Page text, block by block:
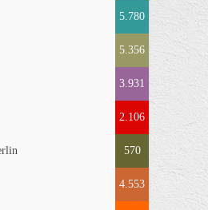
5.780
5.356
3.931
2.106
570
4.553